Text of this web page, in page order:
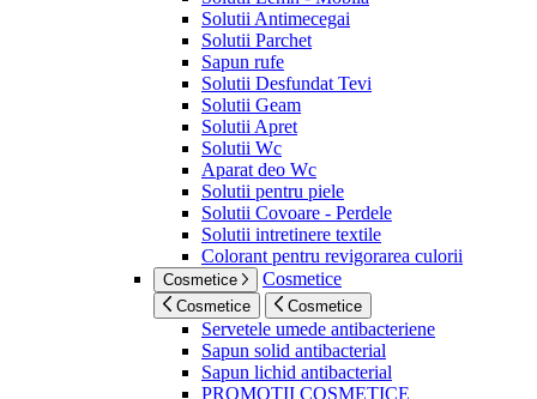
Solutii Antimecegai
Solutii Parchet
Sapun rufe
Solutii Desfundat Tevi
Solutii Geam
Solutii Apret
Solutii Wc
Aparat deo Wc
Solutii pentru piele
Solutii Covoare - Perdele
Solutii intretinere textile
Colorant pentru revigorarea culorii
Cosmetice Cosmetice
Cosmetice Cosmetice
Servetele umede antibacteriene
Sapun solid antibacterial
Sapun lichid antibacterial
PROMOTII COSMETICE